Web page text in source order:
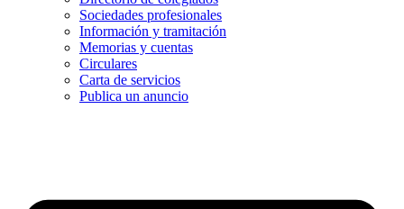
Sociedades profesionales
Información y tramitación
Memorias y cuentas
Circulares
Carta de servicios
Publica un anuncio